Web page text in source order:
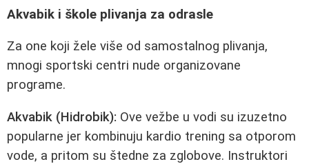
Akvabik i škole plivanja za odrasle
Za one koji žele više od samostalnog plivanja,
mnogi sportski centri nude organizovane
programe.
Akvabik (Hidrobik): Ove vežbe u vodi su izuzetno
popularne jer kombinuju kardio trening sa otporom
vode, a pritom su štedne za zglobove. Instruktori